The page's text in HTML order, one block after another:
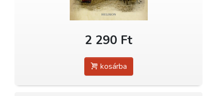
2 290 Ft
kosárba